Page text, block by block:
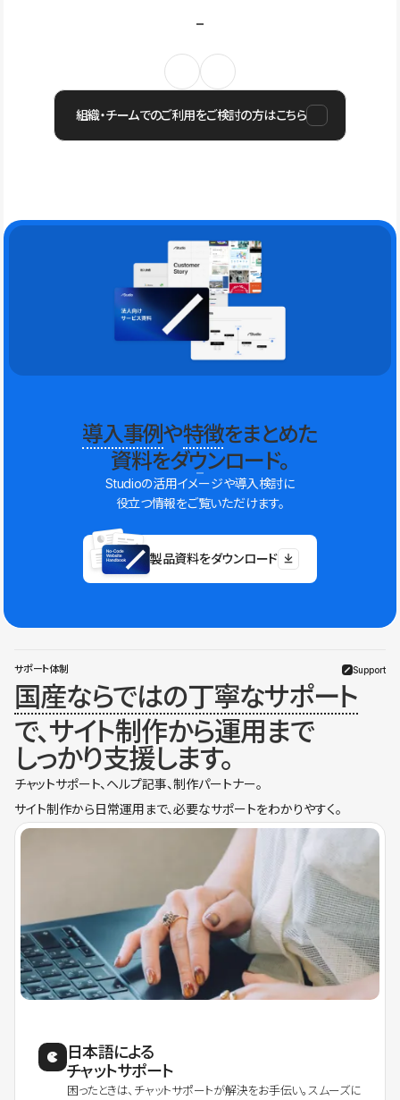
組織・チームでのご利用をご検討の方はこちら
導入事例や特徴をまとめた
資料をダウンロード。
Studioの活用イメージや導入検討に
役立つ情報をご覧いただけます。
製品資料をダウンロード
サポート体制 Support
国産ならではの丁寧なサポート
で、サイト制作から運用まで
しっかり支援します。
チャットサポート、ヘルプ記事、制作パートナー。
サイト制作から日常運用まで、必要なサポートをわかりやすく。
日本語による
チャットサポート
困ったときは、チャットサポートが解決をお手伝い。スムーズに